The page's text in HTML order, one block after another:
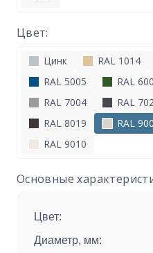
Цвет:
Цинк RAL 1014
RAL 5005
RAL
RAL 7004
RAL
RAL 8019
RAL
RAL 9010
Основные
Цвет:
Диаметр, мм: